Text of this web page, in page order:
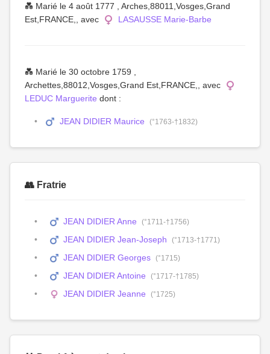
💑 Marié le 4 août 1777 , Arches,88011,Vosges,Grand
Est,FRANCE,, avec
LASAUSSE Marie-Barbe
💑 Marié le 30 octobre 1759 ,
Archettes,88012,Vosges,Grand Est,FRANCE,, avec
LEDUC Marguerite dont :
JEAN DIDIER Maurice (°1763-†1832)
👥 Fratrie
JEAN DIDIER Anne (°1711-†1756)
JEAN DIDIER Jean-Joseph (°1713-†1771)
JEAN DIDIER Georges (°1715)
JEAN DIDIER Antoine (°1717-†1785)
JEAN DIDIER Jeanne (°1725)